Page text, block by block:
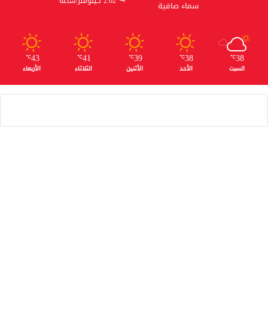
سماء صافية
38
℃
السبت
38
℃
الأحد
39
℃
الأثنين
41
℃
الثلاثاء
43
℃
الأربعاء